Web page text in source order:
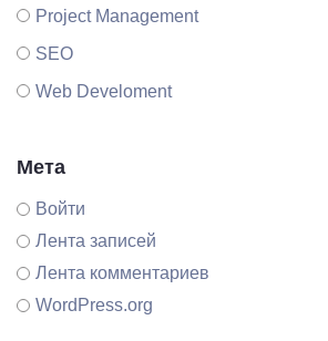
Project Management
SEO
Web Develoment
Мета
Войти
Лента записей
Лента комментариев
WordPress.org